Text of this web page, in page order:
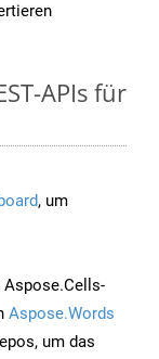
APIs für
, um
Aspose.Words
um das